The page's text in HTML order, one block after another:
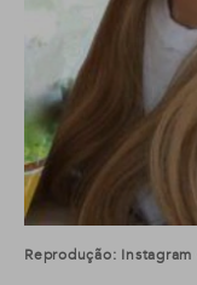
Reprodução: